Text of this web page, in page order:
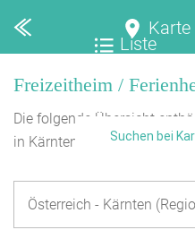
Karte
Liste
Freizeitheim /
Die folgende Übersicht
in Kärnten.
Suchen bei